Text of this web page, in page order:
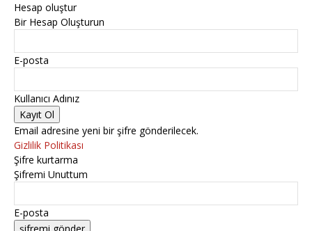
Hesap oluştur
Bir Hesap Oluşturun
E-posta
Kullanıcı Adınız
Email adresine yeni bir şifre gönderilecek.
Gizlilik Politikası
Şifre kurtarma
Şifremi Unuttum
E-posta